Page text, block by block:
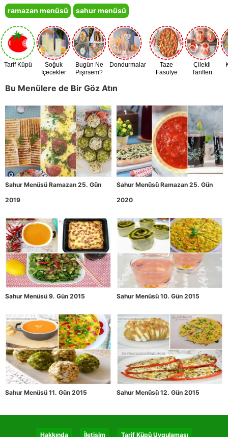
ramazan menüsü sahur menüsü
Tarif Küpü
Soğuk
İçecekler
Bugün Ne
Pişirsem?
Dondurmalar
Taze
Fasulye
Çilekli
Tarifleri
Bu Menülere de Bir Göz Atın
Sahur Menüsü Ramazan 25. Gün
2019
Sahur Menüsü Ramazan 25. Gün
2020
Sahur Menüsü 9. Gün 2015 Sahur Menüsü 10. Gün 2015
Sahur Menüsü 11. Gün 2015 Sahur Menüsü 12. Gün 2015
Hakkında İletişim Tarif Küpü Uygulaması